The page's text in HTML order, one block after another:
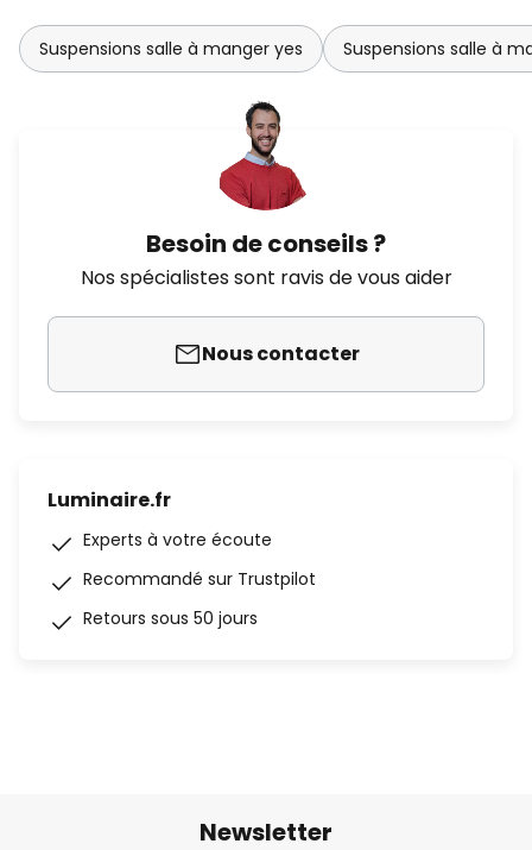
Suspensions salle à manger yes Suspensions salle à
Besoin de conseils ?
Nos spécialistes sont ravis de vous aider
Nous contacter
Luminaire.fr
Experts à votre écoute
Recommandé sur Trustpilot
Retours sous 50 jours
Newsletter